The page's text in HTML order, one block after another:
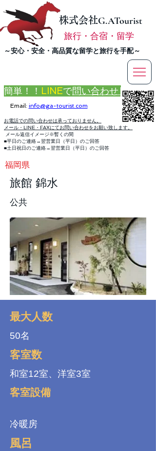
株式会社G.ATourist
旅行・合宿・留学
​～安心・安全・高品質な留学と旅行を手配～
Email: info@ga-tourist.com
簡単！！ LINEで問い合わせ
お電話での問い合わせは承っておりません。
メール・LINE・FAXにてお問い合わせをお願い致します。
メール返信イメージ※暫くの間
■平日のご連絡→翌営業日（平日）のご回答
■土日祝日のご連絡→翌営業日（平日）のご回答
福岡県
旅館 錦水
公共
最大人数
50名
客室数
和室12室、洋室3室
客室設備
冷暖房
風呂